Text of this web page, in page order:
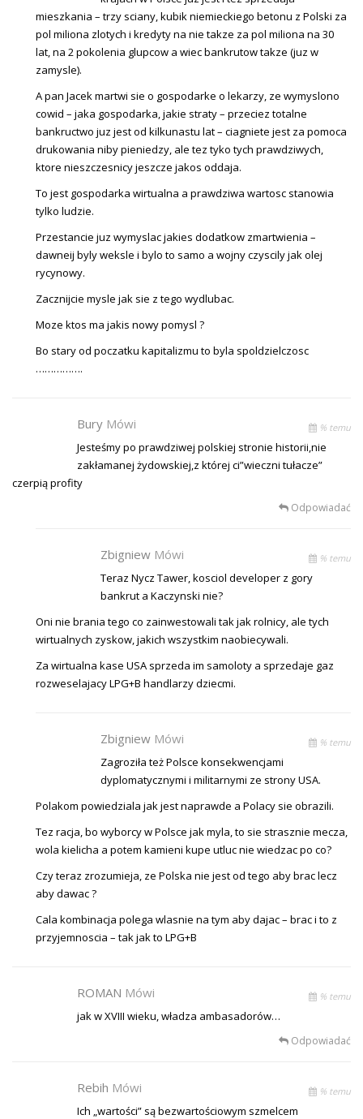
mieszkania – trzy sciany, kubik niemieckiego betonu z Polski za
pol miliona zlotych i kredyty na nie takze za pol miliona na 30
lat, na 2 pokolenia glupcow a wiec bankrutow takze (juz w
zamysle).
A pan Jacek martwi sie o gospodarke o lekarzy, ze wymyslono
cowid – jaka gospodarka, jakie straty – przeciez totalne
bankructwo juz jest od kilkunastu lat – ciagniete jest za pomoca
drukowania niby pieniedzy, ale tez tyko tych prawdziwych,
ktore nieszczesnicy jeszcze jakos oddaja.
To jest gospodarka wirtualna a prawdziwa wartosc stanowia
tylko ludzie.
Przestancie juz wymyslac jakies dodatkow zmartwienia –
dawneij byly weksle i bylo to samo a wojny czyscily jak olej
rycynowy.
Zacznijcie mysle jak sie z tego wydlubac.
Moze ktos ma jakis nowy pomysl ?
Bo stary od poczatku kapitalizmu to byla spoldzielczosc
…………….
Bury Mówi % temu
Jesteśmy po prawdziwej polskiej stronie historii,nie
zakłamanej żydowskiej,z której ci”wieczni tułacze”
czerpią profity
Odpowiadać
Zbigniew Mówi % temu
Teraz Nycz Tawer, kosciol developer z gory
bankrut a Kaczynski nie?
Oni nie brania tego co zainwestowali tak jak rolnicy, ale tych
wirtualnych zyskow, jakich wszystkim naobiecywali.
Za wirtualna kase USA sprzeda im samoloty a sprzedaje gaz
rozweselajacy LPG+B handlarzy dziecmi.
Zbigniew Mówi % temu
Zagroziła też Polsce konsekwencjami
dyplomatycznymi i militarnymi ze strony USA.
Polakom powiedziala jak jest naprawde a Polacy sie obrazili.
Tez racja, bo wyborcy w Polsce jak myla, to sie strasznie mecza,
wola kielicha a potem kamieni kupe utluc nie wiedzac po co?
Czy teraz zrozumieja, ze Polska nie jest od tego aby brac lecz
aby dawac ?
Cala kombinacja polega wlasnie na tym aby dajac – brac i to z
przyjemnoscia – tak jak to LPG+B
ROMAN Mówi % temu
jak w XVIII wieku, władza ambasadorów…
Odpowiadać
Rebih Mówi % temu
Ich „wartości” są bezwartościowym szmelcem